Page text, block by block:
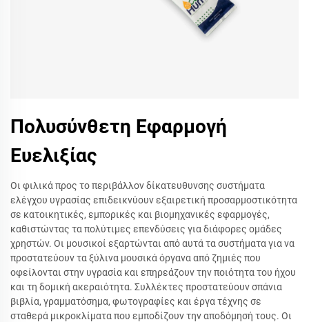
Πολυσύνθετη Εφαρμογή
Ευελιξίας
Οι φιλικά προς το περιβάλλον δίκατευθυνσης συστήματα
ελέγχου υγρασίας επιδεικνύουν εξαιρετική προσαρμοστικότητα
σε κατοικητικές, εμπορικές και βιομηχανικές εφαρμογές,
καθιστώντας τα πολύτιμες επενδύσεις για διάφορες ομάδες
χρηστών. Οι μουσικοί εξαρτώνται από αυτά τα συστήματα για να
προστατεύουν τα ξύλινα μουσικά όργανα από ζημιές που
οφείλονται στην υγρασία και επηρεάζουν την ποιότητα του ήχου
και τη δομική ακεραιότητα. Συλλέκτες προστατεύουν σπάνια
βιβλία, γραμματόσημα, φωτογραφίες και έργα τέχνης σε
σταθερά μικροκλίματα που εμποδίζουν την αποδόμησή τους. Οι